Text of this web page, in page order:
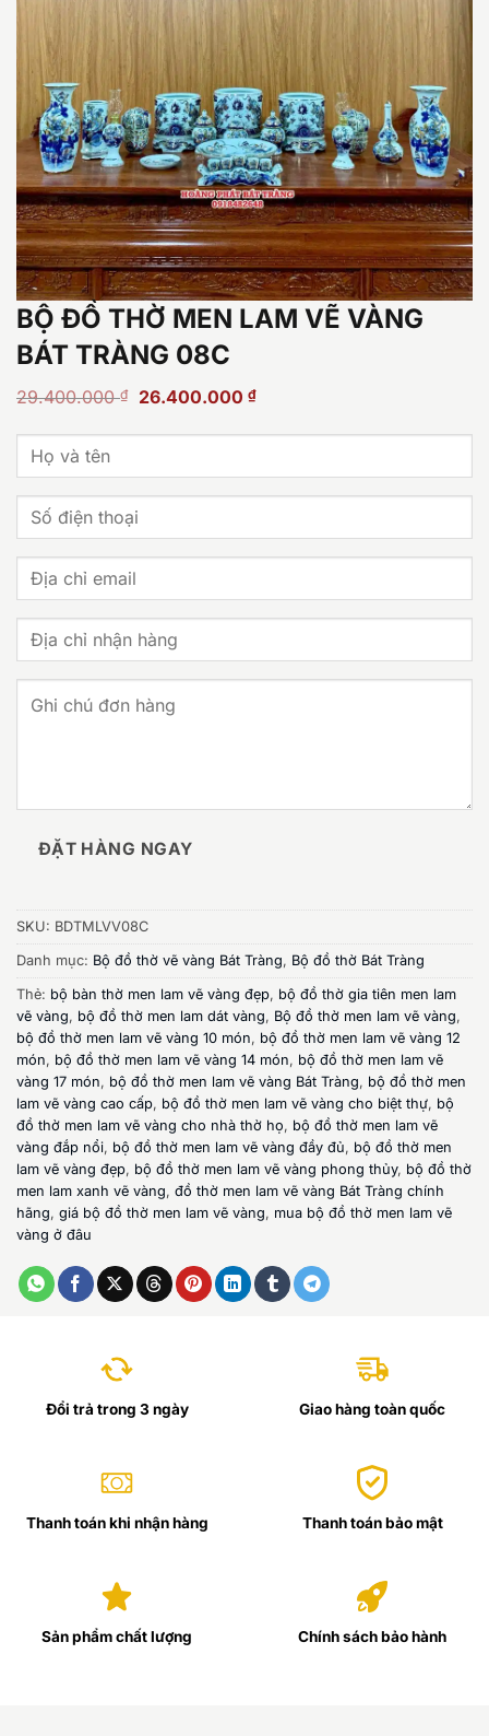
BỘ ĐỒ THỜ MEN LAM VẼ VÀNG
BÁT TRÀNG 08C
29.400.000₫
Giá
29.400.000 ₫.
26.400.000 ₫Giá
là:
ĐẶT HÀNG NGAY
SKU: BDTMLVV08C
Danh mục: Bộ đồ thờ vẽ vàng Bát Tràng, Bộ đồ thờ Bát Tràng
Thẻ: bộ bàn thờ men lam vẽ vàng đẹp, bộ đồ thờ gia tiên men lam
vẽ vàng, bộ đồ thờ men lam dát vàng, Bộ đồ thờ men lam vẽ vàng,
bộ đồ thờ men lam vẽ vàng 10 món, bộ đồ thờ men lam vẽ vàng 12
món, bộ đồ thờ men lam vẽ vàng 14 món, bộ đồ thờ men lam vẽ
vàng 17 món, bộ đồ thờ men lam vẽ vàng Bát Tràng, bộ đồ thờ men
lam vẽ vàng cao cấp, bộ đồ thờ men lam vẽ vàng cho biệt thự, bộ
đồ thờ men lam vẽ vàng cho nhà thờ họ, bộ đồ thờ men lam vẽ
vàng đắp nổi, bộ đồ thờ men lam vẽ vàng đầy đủ, bộ đồ thờ men
lam vẽ vàng đẹp, bộ đồ thờ men lam vẽ vàng phong thủy, bộ đồ thờ
men lam xanh vẽ vàng, đồ thờ men lam vẽ vàng Bát Tràng chính
hãng, giá bộ đồ thờ men lam vẽ vàng, mua bộ đồ thờ men lam vẽ
vàng ở đâu
Đổi trả trong 3 ngày Giao hàng toàn quốc
Thanh toán khi nhận hàng Thanh toán bảo mật
Sản phẩm chất lượng Chính sách bảo hành